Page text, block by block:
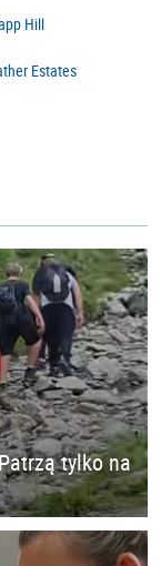
Hill
Estates
tylko na